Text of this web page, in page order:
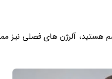
هستید، آلرژن های فصلی نیز